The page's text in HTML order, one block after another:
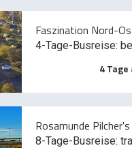
Faszination Nord-
4-Tage-Busreise:
4 Tage
Rosamunde
8-Tage-Busreise: